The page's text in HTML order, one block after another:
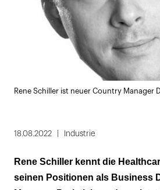
Rene Schiller ist neuer Country Manager
18.08.2022 Industrie
Rene Schiller kennt die
seinen Positionen als Business